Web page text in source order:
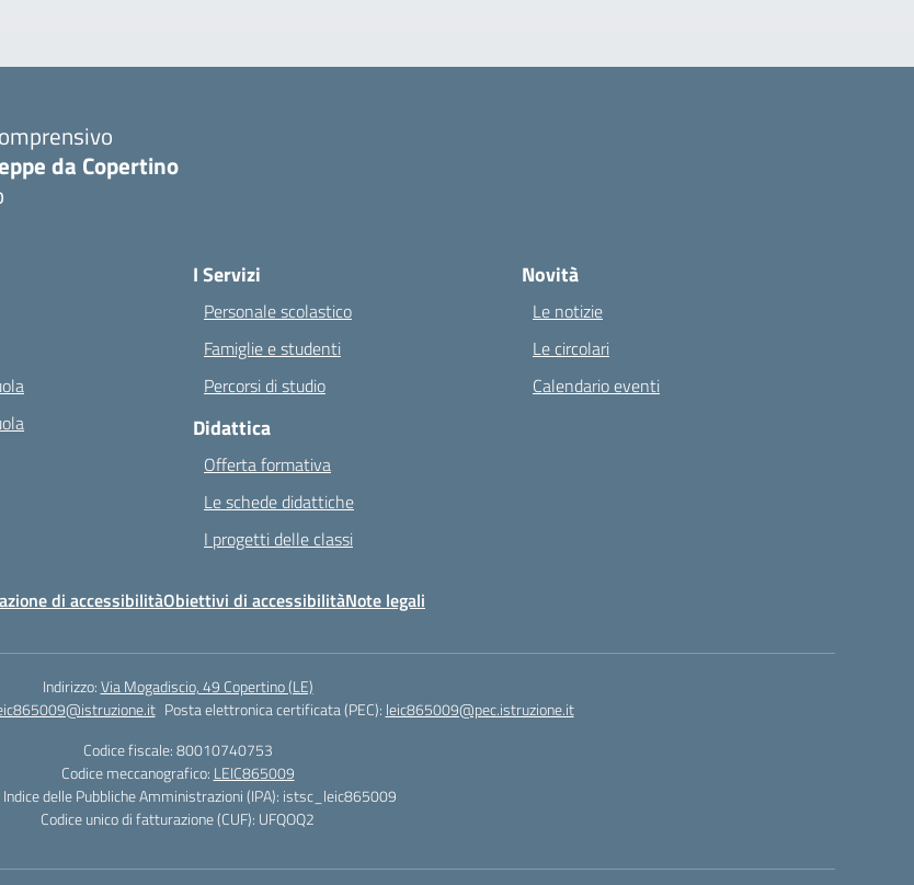
da Copertino
I Servizi
Personale scolastico
Famiglie e studenti
Percorsi di studio
Didattica
Offerta formativa
Le schede didattiche
I progetti delle classi
Novità
Le notizie
Le circolari
Calendario eventi
di accessibilitàObiettivi di accessibilitàNote legali
Indirizzo:Via Mogadiscio, 49 Copertino (LE)
Posta elettronica certificata (PEC): leic865009@pec.istruzione.it
Codice fiscale: 80010740753
Codice meccanografico: LEIC865009
Indice delle Pubbliche Amministrazioni (IPA): istsc_leic865009
Codice unico di fatturazione (CUF): UFQOQ2